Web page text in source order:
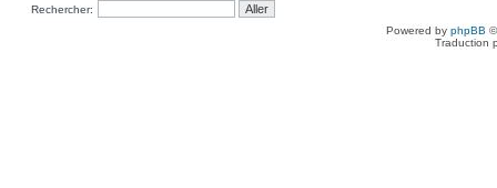
Rechercher:
Powered by phpBB
Traduction